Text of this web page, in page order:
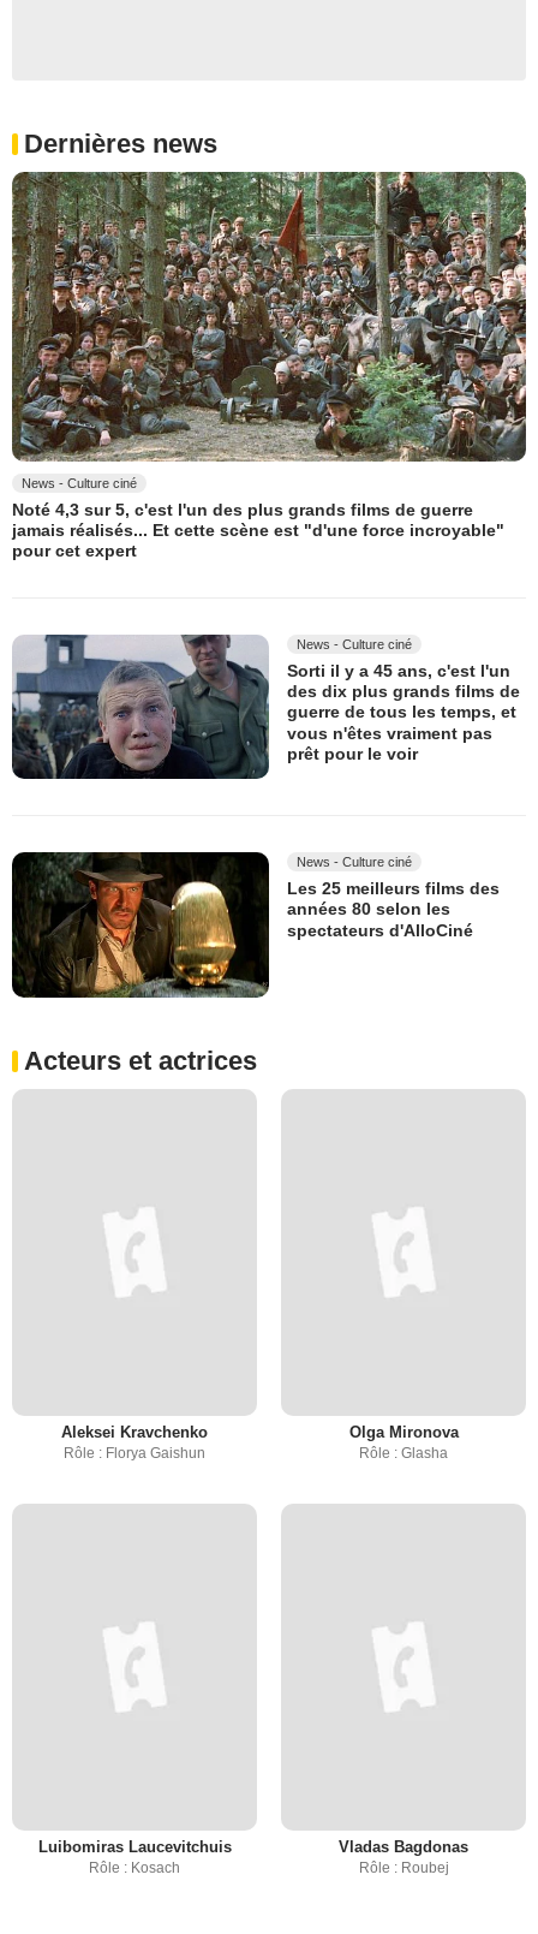
Dernières news
News - Culture ciné
Noté 4,3 sur 5, c'est l'un des plus grands films de guerre
jamais réalisés... Et cette scène est "d'une force incroyable"
pour cet expert
News - Culture ciné
Sorti il y a 45 ans, c'est l'un
des dix plus grands films de
guerre de tous les temps, et
vous n'êtes vraiment pas
prêt pour le voir
News - Culture ciné
Les 25 meilleurs films des
années 80 selon les
spectateurs d'AlloCiné
Acteurs et actrices
Aleksei Kravchenko
Rôle : Florya Gaishun
Olga Mironova
Rôle : Glasha
Luibomiras Laucevitchuis
Rôle : Kosach
Vladas Bagdonas
Rôle : Roubej